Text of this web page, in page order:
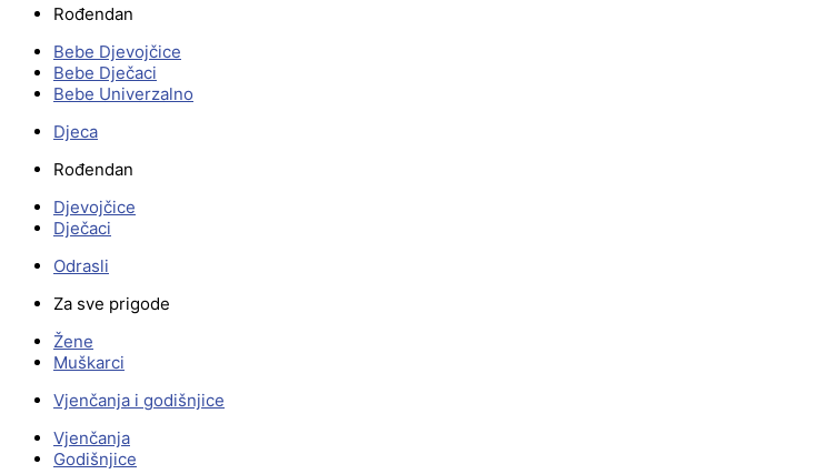
Rođendan
Bebe Djevojčice
Bebe Dječaci
Bebe Univerzalno
Djeca
Rođendan
Djevojčice
Dječaci
Odrasli
Za sve prigode
Žene
Muškarci
Vjenčanja i godišnjice
Vjenčanja
Godišnjice